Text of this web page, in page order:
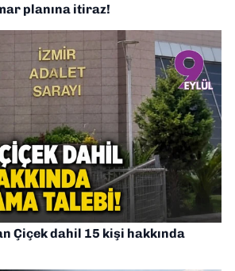
planına itiraz!
Çiçek dahil 15 kişi hakkında